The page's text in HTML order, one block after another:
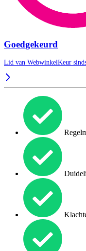
Goedgekeurd
Lid van WebwinkelKeur